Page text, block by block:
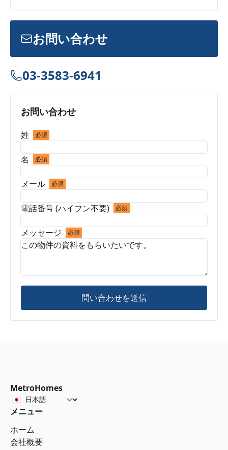
お問い合わせ
03-3583-6941
お問い合わせ
姓 必須
名 必須
メール 必須
電話番号 (ハイフン不要) 必須
メッセージ 必須
問い合わせを送信
MetroHomes
メニュー
ホーム
会社概要